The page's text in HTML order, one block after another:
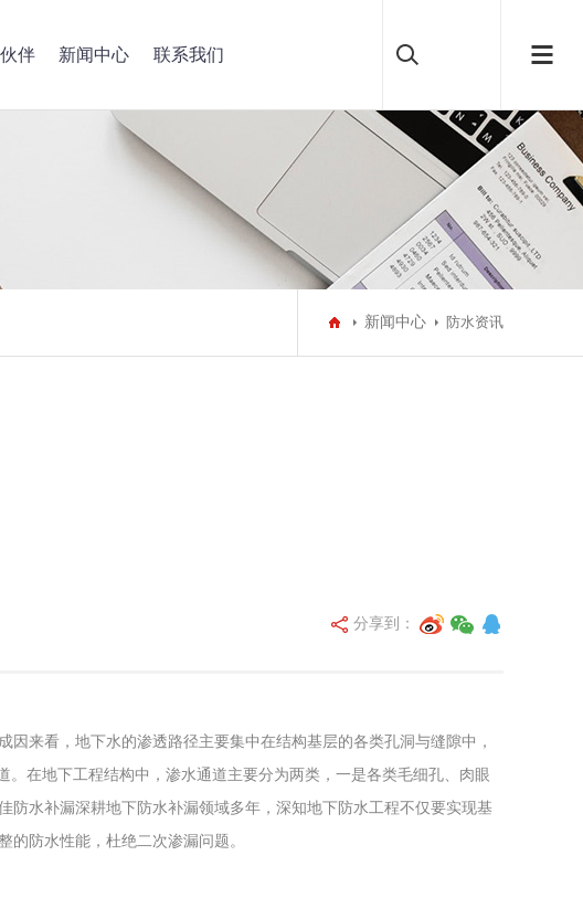
伴 新闻中心 联系我们
新闻中心 防水资讯
分享到：
来看，地下水的渗透路径主要集中在结构基层的各类孔洞与缝隙中，
在地下工程结构中，渗水通道主要分为两类，一是各类毛细孔、肉眼
水补漏深耕地下防水补漏领域多年，深知地下防水工程不仅要实现基
防水性能，杜绝二次渗漏问题。